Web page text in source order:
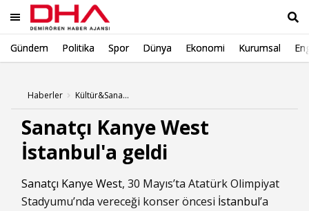
Gündem Politika Spor Dünya Ekonomi Kurumsal
Haberler Kültür&Sanat Haberleri
Sanatçı Kanye West
İstanbul'a geldi
Sanatçı Kanye West, 30 Mayıs’ta Atatürk Olimpiyat
Stadyumu’nda vereceği konser öncesi İstanbul’a